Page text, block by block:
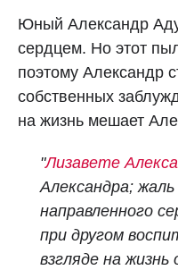
Юный Александр
сердцем. Но этот
поэтому Александр
собственных
на жизнь мешает
"Лизавете
Александра;
направленного
при другом
взгляде на